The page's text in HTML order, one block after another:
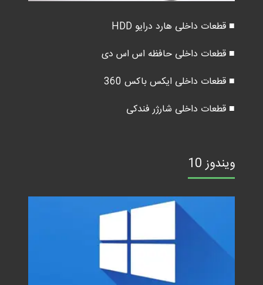
■ قطعات داخلی هارد درایو HDD
■ قطعات داخلی حافظه اس اس دی
■ قطعات داخلی ایکس باکس 360
■ قطعات داخلی شارژر فندکی
ویندوز 10